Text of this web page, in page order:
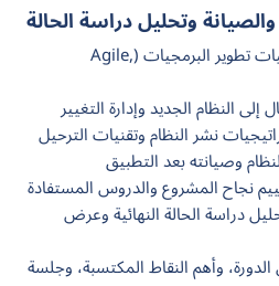
وتحليل دراسة الحالة
منهجيات تطوير البرمجيات (Agile,
إلى النظام الجديد وإدارة التغيير
نشر النظام وتقنيات الترحيل
وصيانته بعد التطبيق
نجاح المشروع والدروس المستفادة
دراسة الحالة النهائية وعرض
وأهم النقاط المكتسبة، وجلسة